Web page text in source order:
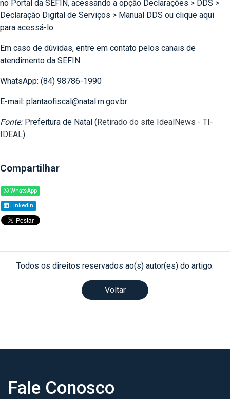
no Portal da SEFIN, acessando a opção Declarações > DDS >
Declaração Digital de Serviços > Manual DDS ou clique aqui
para acessá-lo.
Em caso de dúvidas, entre em contato pelos canais de
atendimento da SEFIN:
WhatsApp: (84) 98786-1990
E-mail: plantaofiscal@natal.rn.gov.br
Fonte:Prefeitura de Natal (Retirado do site IdealNews - TI-
IDEAL)
Compartilhar
WhatsApp
Linkedin
Todos os direitos reservados ao(s) autor(es) do artigo.
Voltar
Fale Conosco